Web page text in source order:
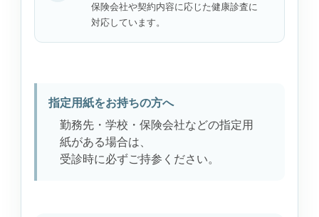
保険会社や契約内容に応じた健康診査に
対応しています。
指定用紙をお持ちの方へ
勤務先・学校・保険会社などの指定用
紙がある場合は、
受診時に必ずご持参ください。